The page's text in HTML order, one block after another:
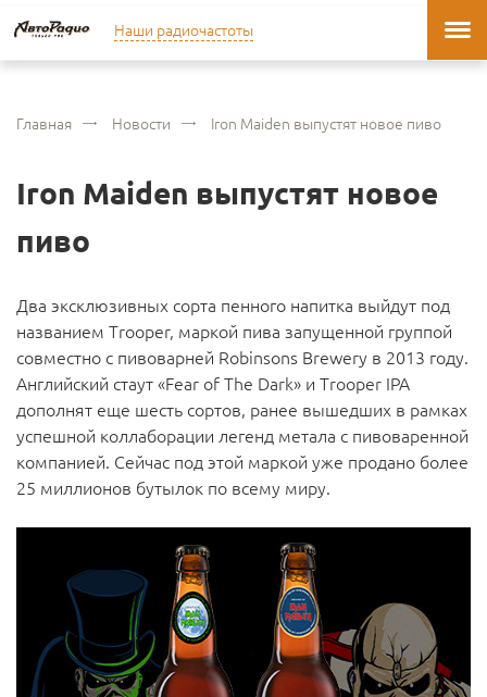
Наши радиочастоты
Главная Новости Iron Maiden выпустят новое пиво
Iron Maiden выпустят новое
пиво
Два эксклюзивных сорта пенного напитка выйдут под
названием Trooper, маркой пива запущенной группой
совместно с пивоварней Robinsons Brewery в 2013 году.
Английский стаут «Fear of The Dark» и Trooper IPA
дополнят еще шесть сортов, ранее вышедших в рамках
успешной коллаборации легенд метала с пивоваренной
компанией. Сейчас под этой маркой уже продано более
25 миллионов бутылок по всему миру.